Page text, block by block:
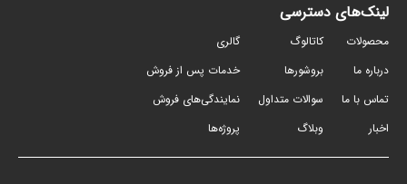
لینک‌های دسترسی
محصولات
درباره ما
تماس با ما
اخبار
کاتالوگ
بروشورها
سوالات متداول
وبلاگ
گالری
خدمات پس از فروش
نمایندگی‌های فروش
پروژه‌ها